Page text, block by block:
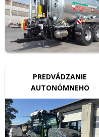
PREDVÁDZANIE
AUTONÓMNEHO
TRAKTORU V SADOCH